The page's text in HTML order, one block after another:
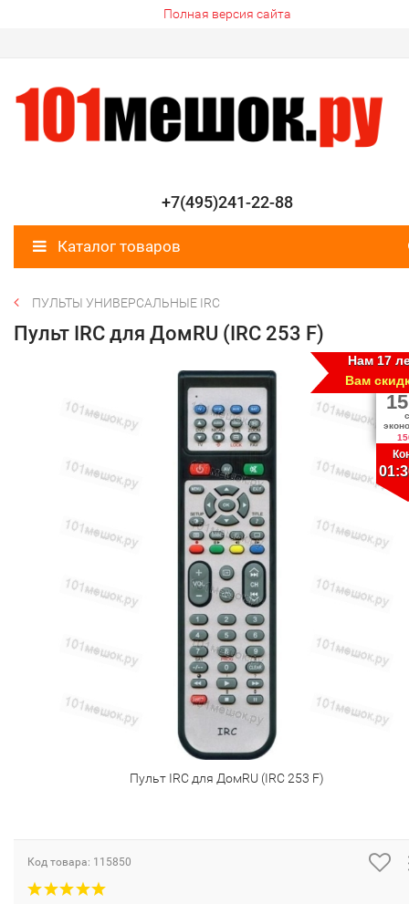
Полная версия сайта
+7(495)241-22-88
Каталог товаров
ПУЛЬТЫ УНИВЕРСАЛЬНЫЕ IRC
Пульт IRC для ДомRU (IRC 253 F)
Пульт IRC для ДомRU (IRC 253 F)
Нам 17
Вам
15
Код товара: 115850